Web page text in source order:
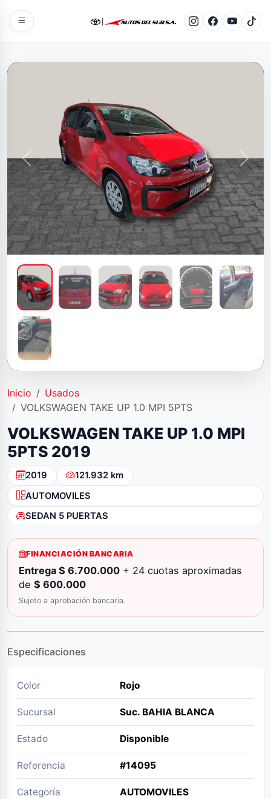
Inicio
Usados
VOLKSWAGEN TAKE UP 1.0 MPI 5PTS
VOLKSWAGEN TAKE UP 1.0 MPI
5PTS 2019
2019
121.932 km
AUTOMOVILES
SEDAN 5 PUERTAS
FINANCIACIÓN BANCARIA
Entrega $ 6.700.000+ 24 cuotas aproximadas
de $ 600.000
Sujeto a aprobación bancaria.
Especificaciones
Color Rojo
Sucursal Suc. BAHIA BLANCA
Estado Disponible
Referencia #14095
Categoría AUTOMOVILES